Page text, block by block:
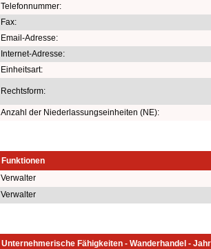
Telefonnummer:
Fax:
Email-Adresse:
Internet-Adresse:
Einheitsart:
Rechtsform:
Anzahl der Niederlassungseinheiten (NE):
Funktionen
Verwalter
Verwalter
Unternehmerische Fähigkeiten - Wanderhandel -